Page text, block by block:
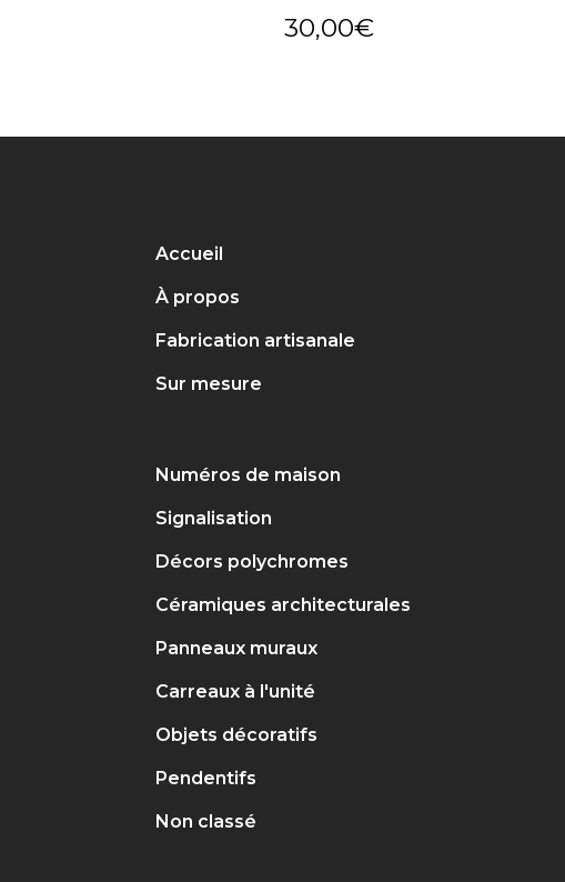
30,00€
Accueil
À propos
Fabrication artisanale
Sur mesure
Numéros de maison
Signalisation
Décors polychromes
Céramiques architecturales
Panneaux muraux
Carreaux à l'unité
Objets décoratifs
Pendentifs
Non classé